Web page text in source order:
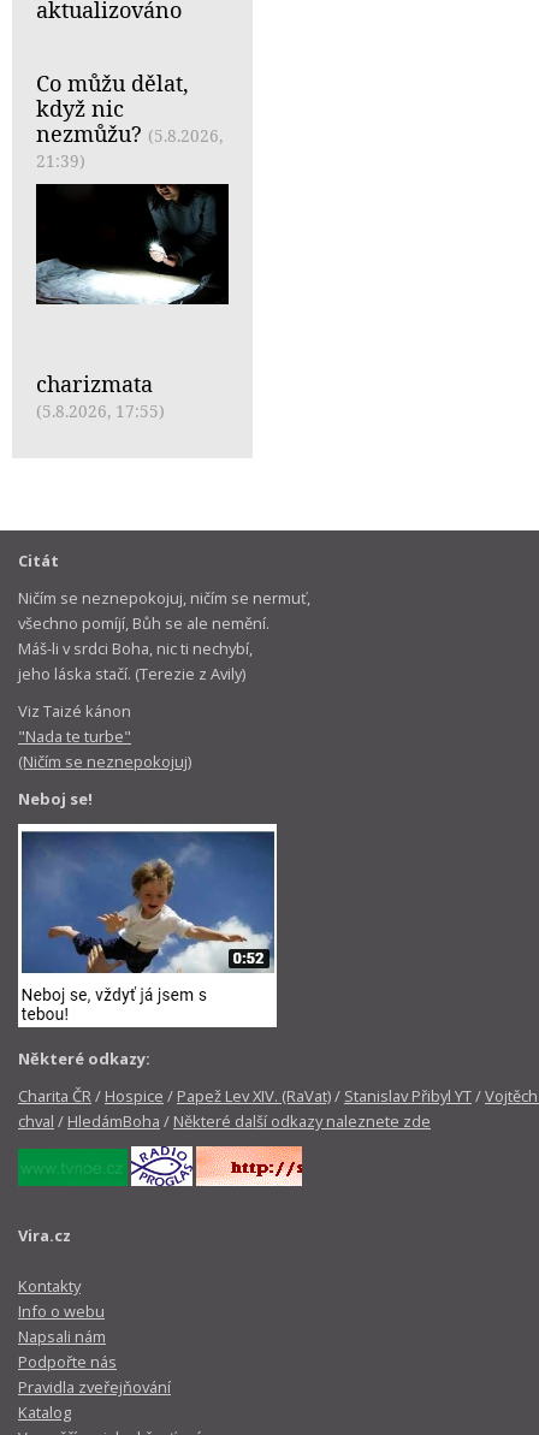
aktualizováno
Co můžu dělat,
když nic
nezmůžu? (5.8.2026,
21:39)
charizmata
(5.8.2026, 17:55)
Citát
Ničím se neznepokojuj, ničím se nermuť,
všechno pomíjí, Bůh se ale nemění.
Máš-li v srdci Boha, nic ti nechybí,
jeho láska stačí. (Terezie z Avily)
Viz Taizé kánon
"Nada te turbe"
(Ničím se neznepokojuj)
Neboj se!
Některé odkazy:
Charita ČR / Hospice / Papež Lev XIV. (RaVat)/ Stanislav Přibyl YT/
chval / HledámBoha / Některé další odkazy naleznete zde
Vira.cz
Kontakty
Info o webu
Napsali nám
Podpořte nás
Pravidla zveřejňování
Katalog